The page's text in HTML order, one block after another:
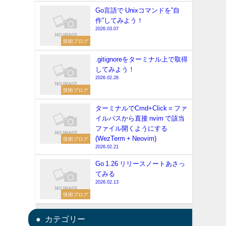
技術ブログ
Go言語で Unixコマンドを”自
作”してみよう！
2026.03.07
技術ブログ
.gitignoreをターミナル上で取得
してみよう！
2026.02.28
技術ブログ
ターミナルでCmd+Click = ファ
イルパスから直接 nvim で該当
ファイル開くようにする
(WezTerm + Neovim)
2026.02.21
技術ブログ
Go 1.26 リリースノートあさっ
てみる
2026.02.13
カテゴリー